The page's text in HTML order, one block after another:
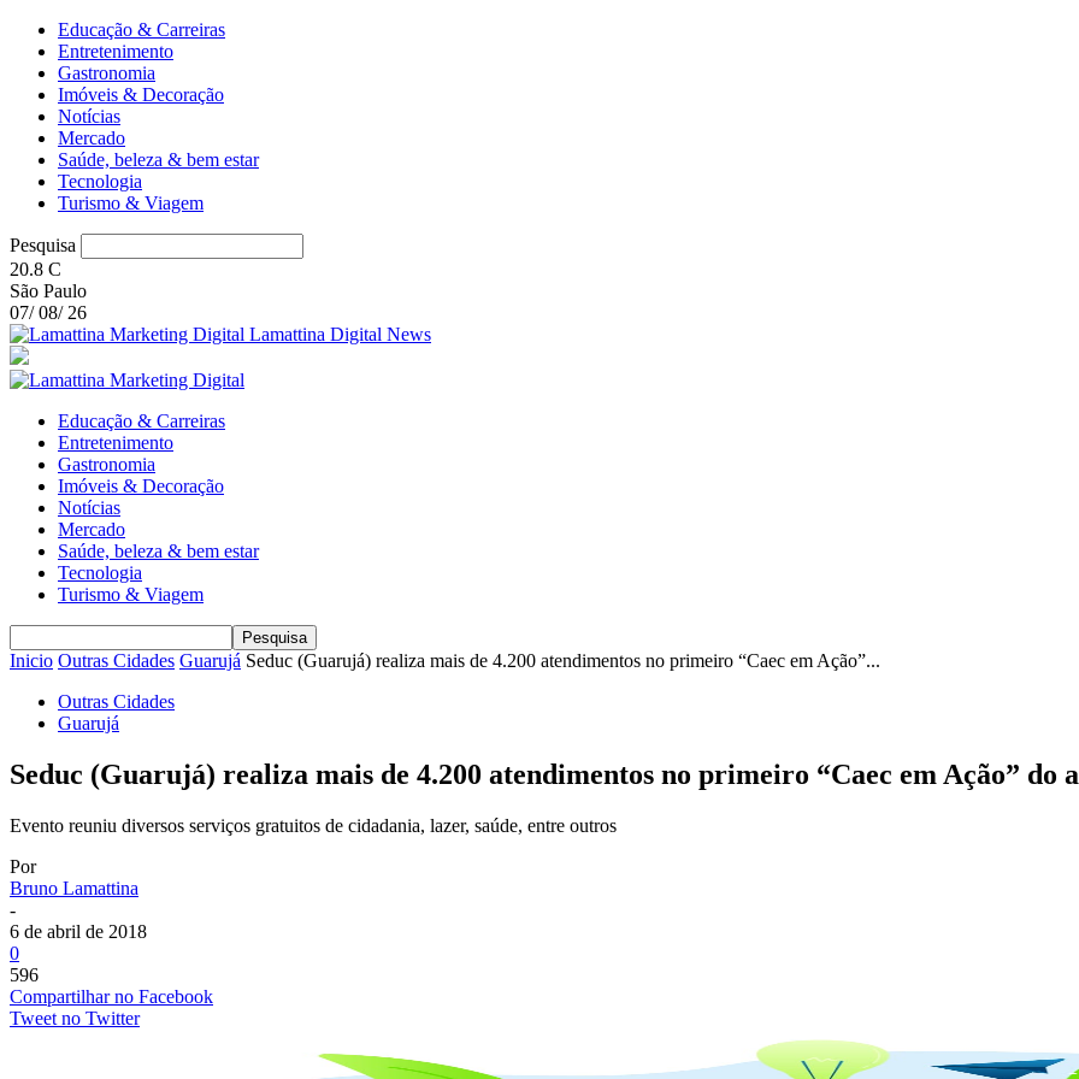
Educação & Carreiras
Entretenimento
Gastronomia
Imóveis & Decoração
Notícias
Mercado
Saúde, beleza & bem estar
Tecnologia
Turismo & Viagem
Pesquisa
20.8 C
São Paulo
07/ 08/ 26
Lamattina Digital News
Educação & Carreiras
Entretenimento
Gastronomia
Imóveis & Decoração
Notícias
Mercado
Saúde, beleza & bem estar
Tecnologia
Turismo & Viagem
Inicio Outras Cidades Guarujá Seduc (Guarujá) realiza mais de 4.200 atendimentos no primeiro “Caec em Ação”...
Outras Cidades
Guarujá
Seduc (Guarujá) realiza mais de 4.200 atendimentos no primeiro “Caec em Ação” do
Evento reuniu diversos serviços gratuitos de cidadania, lazer, saúde, entre outros
Por
Bruno Lamattina
-
6 de abril de 2018
0
596
Compartilhar no Facebook
Tweet no Twitter